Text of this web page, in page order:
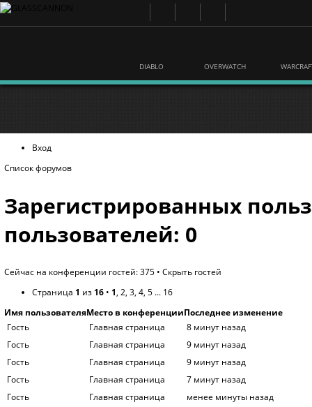
DIABLO OVERWATCH
Вход
Список форумов
Зарегистрированных
пользователей: 0
Сейчас на конференции гостей: 375 • Скрыть гостей
Страница 1 из 16 • 1, 2, 3, 4, 5 ... 16
Имя пользователяМесто в конференцииПоследнее изменение
Гость
Главная страница
8 минут назад
Гость
Главная страница
9 минут назад
Гость
Главная страница
9 минут назад
Гость
Главная страница
7 минут назад
Гость
Главная страница
менее минуты назад